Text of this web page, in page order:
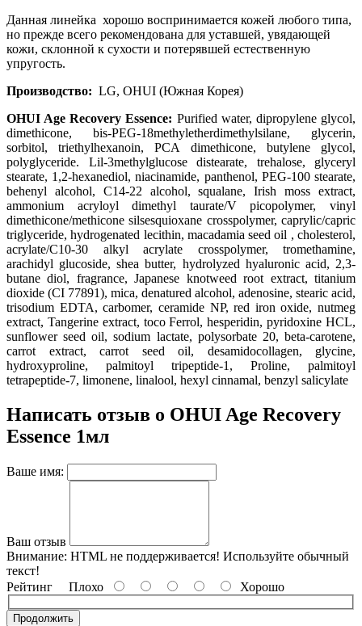
Данная линейка хорошо воспринимается кожей любого типа,
но прежде всего рекомендована для уставшей, увядающей
кожи, склонной к сухости и потерявшей естественную
упругость.
Производство: LG, OHUI (Южная Корея)
OHUI Age Recovery Essence: Purified water, dipropylene glycol,
dimethicone, bis-PEG-18methyletherdimethylsilane, glycerin,
sorbitol, triethylhexanoin, PCA dimethicone, butylene glycol,
polyglyceride. Lil-3methylglucose distearate, trehalose, glyceryl
stearate, 1 ,2-hexanediol, niacinamide, panthenol, PEG-100 stearate,
behenyl alcohol, C14-22 alcohol, squalane, Irish moss extract,
ammonium acryloyl dimethyl taurate/V picopolymer, vinyl
dimethicone/methicone silsesquioxane crosspolymer, caprylic/capric
triglyceride, hydrogenated lecithin, macadamia seed oil , cholesterol,
acrylate/C10-30 alkyl acrylate crosspolymer, tromethamine,
arachidyl glucoside, shea butter, hydrolyzed hyaluronic acid, 2,3-
butane diol, fragrance, Japanese knotweed root extract, titanium
dioxide (CI 77891), mica, denatured alcohol, adenosine, stearic acid,
trisodium EDTA, carbomer, ceramide NP, red iron oxide, nutmeg
extract, Tangerine extract, toco Ferrol, hesperidin, pyridoxine HCL,
sunflower seed oil, sodium lactate, polysorbate 20, beta-carotene,
carrot extract, carrot seed oil, desamidocollagen, glycine,
hydroxyproline, palmitoyl tripeptide-1 , Proline, palmitoyl
tetrapeptide-7, limonene, linalool, hexyl cinnamal, benzyl salicylate
Написать отзыв о OHUI Age Recovery
Essence 1мл
Ваше имя:
Ваш отзыв
Внимание: HTML не поддерживается! Используйте обычный
текст!
Рейтинг Плохо Хорошо
Продолжить